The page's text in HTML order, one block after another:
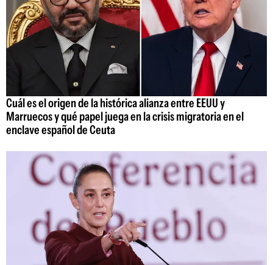
Cuál es el origen de la histórica alianza entre EEUU y
Marruecos y qué papel juega en la crisis migratoria en el
enclave español de Ceuta